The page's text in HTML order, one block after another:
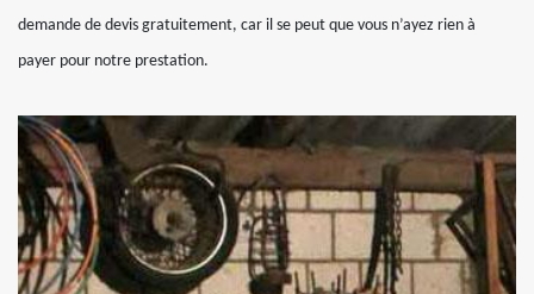
demande de devis gratuitement, car il se peut que vous n’ayez rien à
payer pour notre prestation.